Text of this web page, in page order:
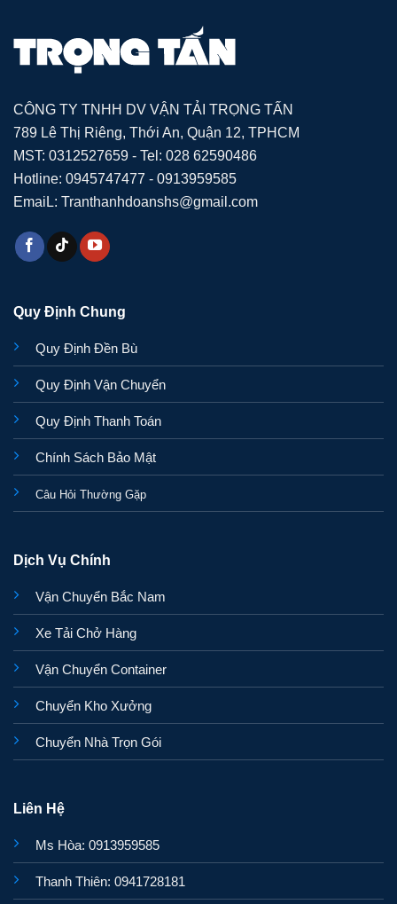
CÔNG TY TNHH DV VẬN TẢI TRỌNG TẤN
789 Lê Thị Riêng, Thới An, Quận 12, TPHCM
MST: 0312527659 - Tel: 028 62590486
Hotline: 0945747477 - 0913959585
EmaiL: Tranthanhdoanshs@gmail.com
Quy Định Chung
Quy Định Đền Bù
Quy Định Vận Chuyển
Quy Định Thanh Toán
Chính Sách Bảo Mật
Câu Hỏi Thường Gặp
Dịch Vụ Chính
Vận Chuyển Bắc Nam
Xe Tải Chở Hàng
Vận Chuyển Container
Chuyển Kho Xưởng
Chuyển Nhà Trọn Gói
Liên Hệ
Ms Hòa: 0913959585
Thanh Thiên: 0941728181